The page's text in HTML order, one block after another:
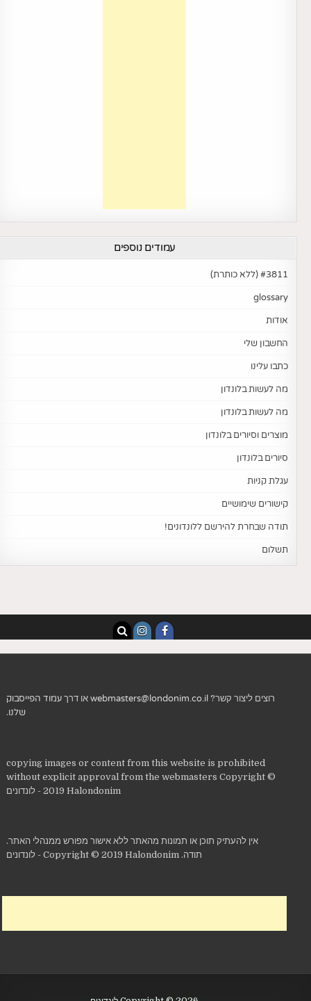
עמודים נוספים
#3811 (ללא כותרת)
glossary
אודות
החשבון שלי
כתבו עלינו
מה לעשות בלונדון
מה לעשות בלונדון
מוצרים וסיורים בלונדון
סיורים בלונדון
עגלת קניות
קישורים שימושיים
תודה שבחרת להירשם ללונדונים!
תשלום
רוצים ליצור קשר? webmasters@londonim.co.il או דרךעמוד הפייסבוק
שלנו.
copying images or content from this website is prohibited
without explicit approval from the webmasters Copyright ©
2019 Halondonim - לונדונים
אין להעתיק תוכן או תמונות מהאתר ללא אישור מפורש ממנהלי האתר.
תודה. Copyright © 2019 Halondonim - לונדונים